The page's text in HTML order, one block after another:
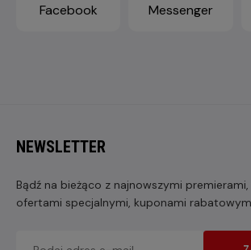
Facebook Messenger
NEWSLETTER
Bądź na bieżąco z najnowszymi
ofertami specjalnymi, kuponami